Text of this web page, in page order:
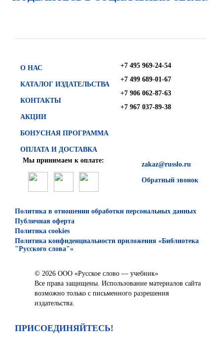
О НАС
КАТАЛОГ ИЗДАТЕЛЬСТВА
КОНТАКТЫ
АКЦИИ
БОНУСНАЯ ПРОГРАММА
ОПЛАТА И ДОСТАВКА
+7 495 969-24-54
+7 499 689-01-67
+7 906 062-87-63
+7 967 037-89-38
zakaz@russlo.ru
Обратный звонок
Мы принимаем к оплате:
Политика в отношении обработки персональных данных
Публичная оферта
Политика cookies
Политика конфиденциальности приложения «Библиотека
"Русского слова"»
© 2026 ООО «Русское слово — учебник»
Все права защищены. Использование материалов сайта
возможно только с письменного разрешения
издательства.
ПРИСОЕДИНЯЙТЕСЬ!